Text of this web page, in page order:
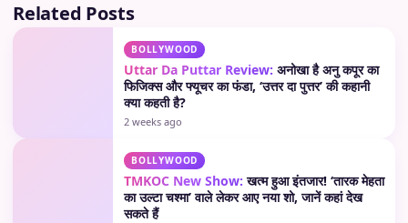
Related Posts
BOLLYWOOD
Uttar Da Puttar Review: अनोखा है अनु कपूर का
फिजिक्स और फ्यूचर का फंडा, ‘उत्तर दा पुत्तर’ की कहानी
क्या कहती है?
2 weeks ago
BOLLYWOOD
TMKOC New Show: खत्म हुआ इंतजार! ‘तारक मेहता
का उल्टा चश्मा’ वाले लेकर आए नया शो, जानें कहां देख
सकते हैं